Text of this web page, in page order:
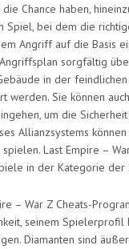
Chance haben,
Spiel, bei dem die
Angriff auf die Basis
sorgfältig
in der feindlichen
werden. Sie können
um die
Allianzsystems
Last Empire –
in der Kategorie der
– War Z Cheats-
seinem
Diamanten sind